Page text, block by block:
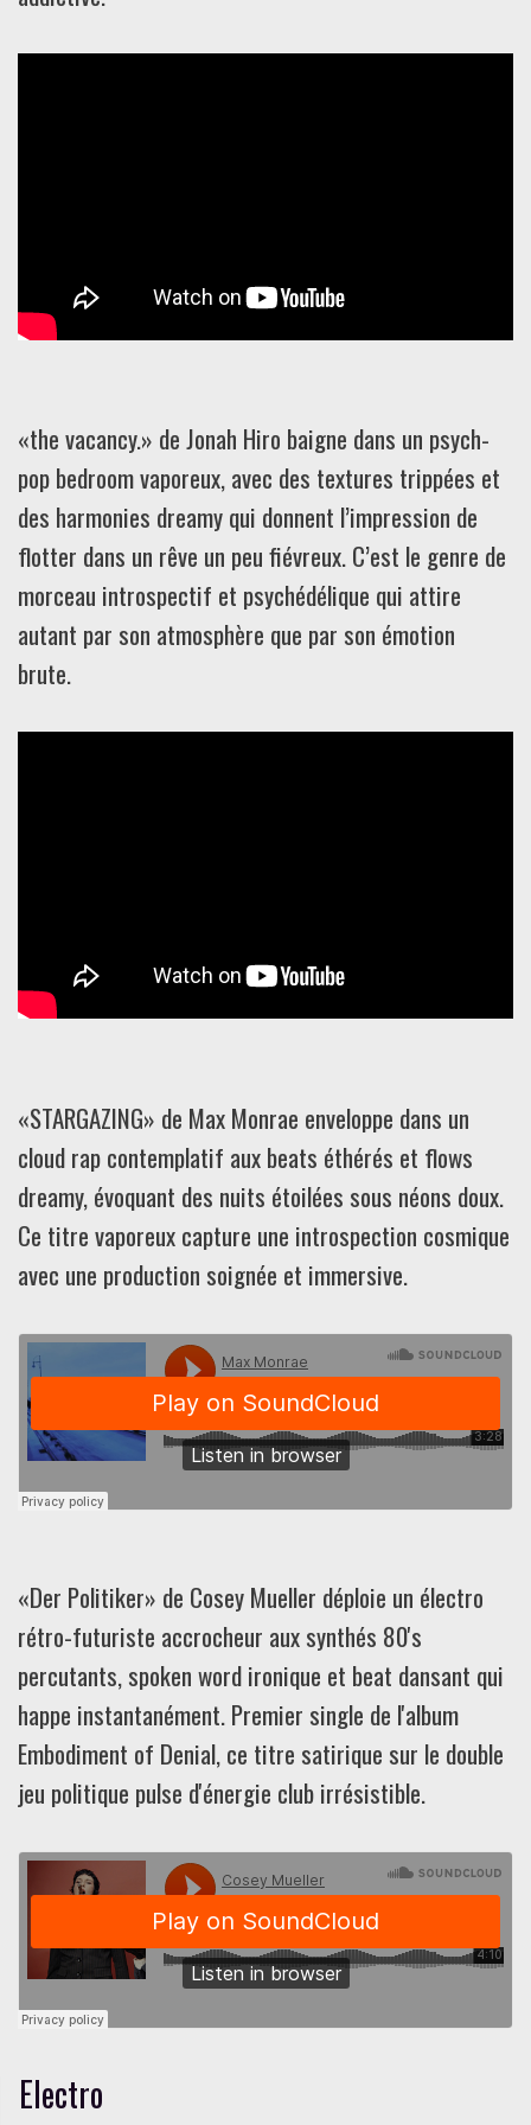
«the vacancy.» de Jonah Hiro baigne dans un psych-
pop bedroom vaporeux, avec des textures trippées et
des harmonies dreamy qui donnent l’impression de
flotter dans un rêve un peu fiévreux. C’est le genre de
morceau introspectif et psychédélique qui attire
autant par son atmosphère que par son émotion
brute.
«STARGAZING» de Max Monrae enveloppe dans un
cloud rap contemplatif aux beats éthérés et flows
dreamy, évoquant des nuits étoilées sous néons doux.
Ce titre vaporeux capture une introspection cosmique
avec une production soignée et immersive.
«Der Politiker» de Cosey Mueller déploie un électro
rétro-futuriste accrocheur aux synthés 80's
percutants, spoken word ironique et beat dansant qui
happe instantanément. Premier single de l'album
Embodiment of Denial, ce titre satirique sur le double
jeu politique pulse d'énergie club irrésistible.
Electro